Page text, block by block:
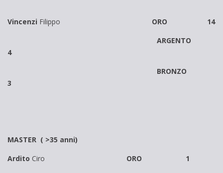
Vincenzi Filippo ORO 14
ARGENTO
4
BRONZO
3
MASTER ( >35 anni)
Ardito Ciro ORO 1